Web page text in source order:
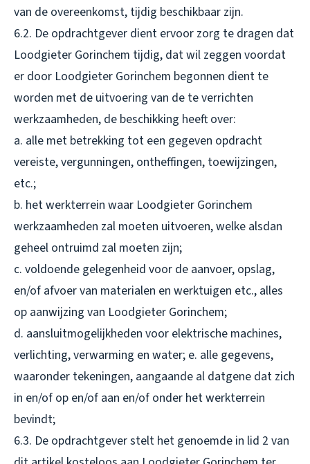
van de overeenkomst, tijdig beschikbaar zijn.
6.2. De opdrachtgever dient ervoor zorg te dragen dat
Loodgieter Gorinchem tijdig, dat wil zeggen voordat
er door Loodgieter Gorinchem begonnen dient te
worden met de uitvoering van de te verrichten
werkzaamheden, de beschikking heeft over:
a. alle met betrekking tot een gegeven opdracht
vereiste, vergunningen, ontheffingen, toewijzingen,
etc.;
b. het werkterrein waar Loodgieter Gorinchem
werkzaamheden zal moeten uitvoeren, welke alsdan
geheel ontruimd zal moeten zijn;
c. voldoende gelegenheid voor de aanvoer, opslag,
en/of afvoer van materialen en werktuigen etc., alles
op aanwijzing van Loodgieter Gorinchem;
d. aansluitmogelijkheden voor elektrische machines,
verlichting, verwarming en water; e. alle gegevens,
waaronder tekeningen, aangaande al datgene dat zich
in en/of op en/of aan en/of onder het werkterrein
bevindt;
6.3. De opdrachtgever stelt het genoemde in lid 2 van